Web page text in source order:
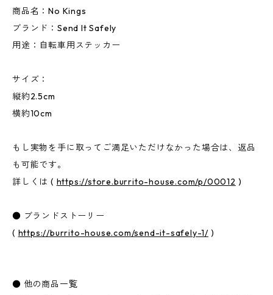
商品名：No Kings
ブランド：Send It Safely
用途：自転車用ステッカー
サイズ：
縦約2.5cm
横約10cm
もし実物を手に取ってご満足いただけなかった場合は、返品
も可能です。
詳しくは ( https://store.burrito-house.com/p/00012 )
● ブランドストーリー
( https://burrito-house.com/send-it-safely-1/ )
● 他の商品一覧